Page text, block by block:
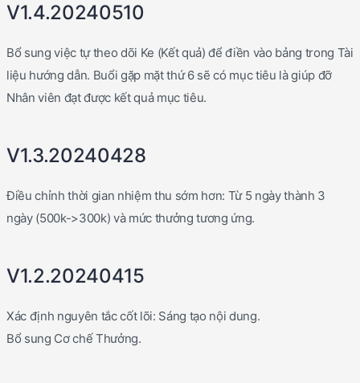
V1.4.20240510
Bổ sung việc tự theo dõi Ke (Kết quả) để điền vào bảng trong Tài
liệu hướng dẫn. Buổi gặp mặt thứ 6 sẽ có mục tiêu là giúp đỡ
Nhân viên đạt được kết quả mục tiêu.
V1.3.20240428
Điều chỉnh thời gian nhiệm thu sớm hơn: Từ 5 ngày thành 3
ngày (500k->300k) và mức thưởng tương ứng.
V1.2.20240415
Xác định nguyên tắc cốt lõi: Sáng tạo nội dung.
Bổ sung Cơ chế Thưởng.